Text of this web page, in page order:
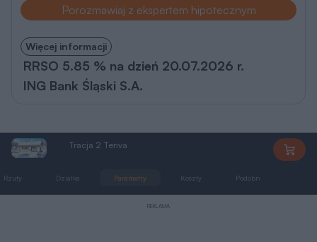
Porozmawiaj z ekspertem hipotecznym
Więcej informacji
RRSO 5.85 % na dzień 20.07.2026 r.
ING Bank Śląski S.A.
Tracja 2 Teriva
Rzuty Działka Parametry Koszty Podobne
REKLAMA